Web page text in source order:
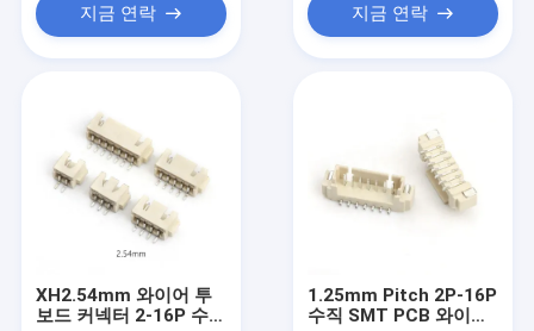
제품
비디오
우리 에 관한 것
지금 연락 지금 연락
XH2.54mm 와이어 투
보드 커넥터 2-16P 수평
1.25mm Pitch 2P-16P
수직 SMT PCB 와이어